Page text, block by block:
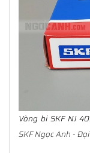
Vòng bi SKF NJ
SKF Ngọc Anh -